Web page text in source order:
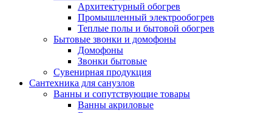
Архитектурный обогрев
Промышленный электрообогрев
Теплые полы и бытовой обогрев
Бытовые звонки и домофоны
Домофоны
Звонки бытовые
Сувенирная продукция
Сантехника для санузлов
Ванны и сопутствующие товары
Ванны акриловые